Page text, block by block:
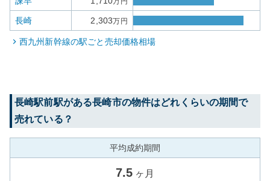
長崎 2,303万円
西九州新幹線の駅ごと売却価格相場
長崎駅前駅がある長崎市の物件はどれくらいの期間で
売れている？
平均成約期間
7.5 ヶ月